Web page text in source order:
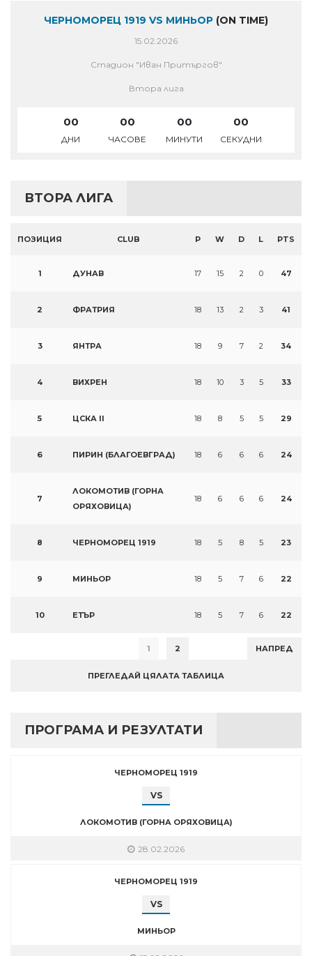
ЧЕРНОМОРЕЦ 1919 VS МИНЬОР (ON TIME)
15.02.2026
Стадион "Иван Притъргов"
Втора лига
00
ДНИ
00
ЧАСОВЕ
00
МИНУТИ
00
СЕКУДНИ
ВТОРА ЛИГА
ПОЗИЦИЯ CLUB P W D L PTS
1 ДУНАВ 17 15 2 0 47
2 ФРАТРИЯ 18 13 2 3 41
3 ЯНТРА 18 9 7 2 34
4 ВИХРЕН 18 10 3 5 33
5 ЦСКА II 18 8 5 5 29
6 ПИРИН (БЛАГОЕВГРАД) 18 6 6 6 24
7
ЛОКОМОТИВ (ГОРНА
ОРЯХОВИЦА)
18 6 6 6 24
8 ЧЕРНОМОРЕЦ 1919 18 5 8 5 23
9 МИНЬОР 18 5 7 6 22
10 ЕТЪР 18 5 7 6 22
1 2 НАПРЕД
ПРЕГЛЕДАЙ ЦЯЛАТА ТАБЛИЦА
ПРОГРАМА И РЕЗУЛТАТИ
ЧЕРНОМОРЕЦ 1919
VS
ЛОКОМОТИВ (ГОРНА ОРЯХОВИЦА)
28.02.2026
ЧЕРНОМОРЕЦ 1919
VS
МИНЬОР